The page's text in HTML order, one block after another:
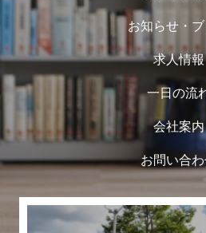
お知らせ・
求人情報
一日の流
会社案内
お問い合